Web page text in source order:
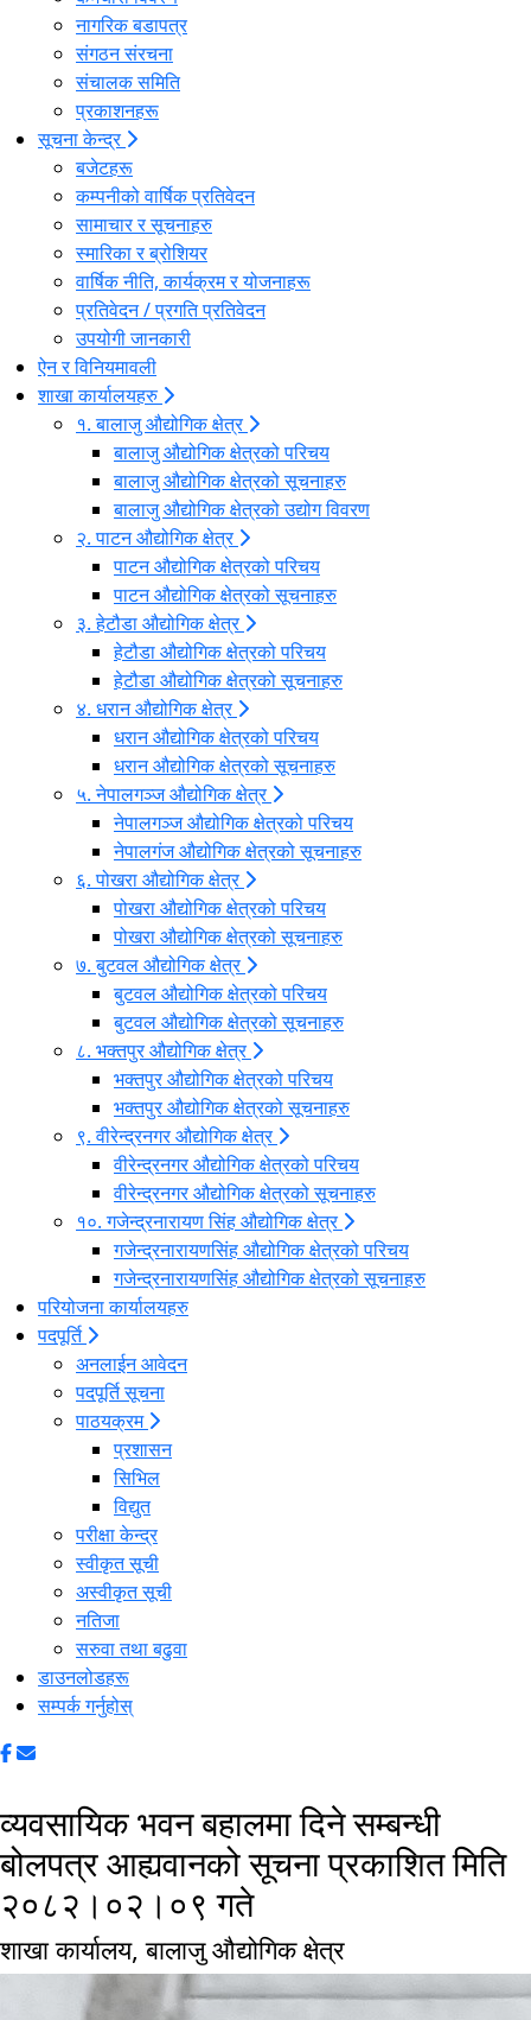
नागरिक बडापत्र
संगठन संरचना
संचालक समिति
प्रकाशनहरू
सूचना केन्द्र
बजेटहरू
कम्पनीको वार्षिक प्रतिवेदन
सामाचार र सूचनाहरु
स्मारिका र ब्रोशियर
वार्षिक नीति, कार्यक्रम र योजनाहरू
प्रतिवेदन / प्रगति प्रतिवेदन
उपयोगी जानकारी
ऐन र विनियमावली
शाखा कार्यालयहरु
१. बालाजु औद्योगिक क्षेत्र
बालाजु औद्योगिक क्षेत्रको परिचय
बालाजु औद्योगिक क्षेत्रको सूचनाहरु
बालाजु औद्योगिक क्षेत्रको उद्योग विवरण
२. पाटन औद्योगिक क्षेत्र
पाटन औद्योगिक क्षेत्रको परिचय
पाटन औद्योगिक क्षेत्रको सूचनाहरु
३. हेटौडा औद्योगिक क्षेत्र
हेटौडा औद्योगिक क्षेत्रको परिचय
हेटौडा औद्योगिक क्षेत्रको सूचनाहरु
४. धरान औद्योगिक क्षेत्र
धरान औद्योगिक क्षेत्रको परिचय
धरान औद्योगिक क्षेत्रको सूचनाहरु
५. नेपालगञ्ज औद्योगिक क्षेत्र
नेपालगञ्ज औद्योगिक क्षेत्रको परिचय
नेपालगंज औद्योगिक क्षेत्रको सूचनाहरु
६. पोखरा औद्योगिक क्षेत्र
पोखरा औद्योगिक क्षेत्रको परिचय
पोखरा औद्योगिक क्षेत्रको सूचनाहरु
७. बुटवल औद्योगिक क्षेत्र
बुटवल औद्योगिक क्षेत्रको परिचय
बुटवल औद्योगिक क्षेत्रको सूचनाहरु
८. भक्तपुर औद्योगिक क्षेत्र
भक्तपुर औद्योगिक क्षेत्रको परिचय
भक्तपुर औद्योगिक क्षेत्रको सूचनाहरु
९. वीरेन्द्रनगर औद्योगिक क्षेत्र
वीरेन्द्रनगर औद्योगिक क्षेत्रको परिचय
वीरेन्द्रनगर औद्योगिक क्षेत्रको सूचनाहरु
१०. गजेन्द्रनारायण सिंह औद्योगिक क्षेत्र
गजेन्द्रनारायणसिंह औद्योगिक क्षेत्रको परिचय
गजेन्द्रनारायणसिंह औद्योगिक क्षेत्रको सूचनाहरु
परियोजना कार्यालयहरु
पदपूर्ति
अनलाईन आवेदन
पदपूर्ति सूचना
पाठयक्रम
प्रशासन
सिभिल
विद्युत
परीक्षा केन्द्र
स्वीकृत सूची
अस्वीकृत सूची
नतिजा
सरुवा तथा बढुवा
डाउनलोडहरू
सम्पर्क गर्नुहोस्
व्यवसायिक भवन बहालमा दिने सम्बन्धी
बोलपत्र आह्यवानको सूचना प्रकाशित मिति
२०८२।०२।०९ गते
शाखा कार्यालय, बालाजु औद्योगिक क्षेत्र